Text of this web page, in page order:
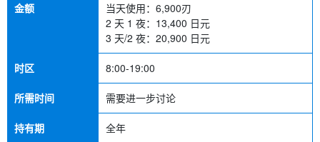
金额 当天使用： 6,900刃
2 天 1 夜：13,400 日元
3 天/2 夜：20,900 日元
时区 8:00-19:00
所需时间 需要进一步讨论
持有期 全年